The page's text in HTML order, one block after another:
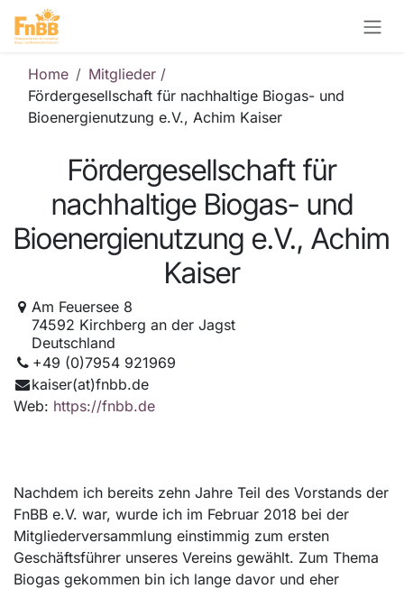
Zum Inhalt springen
Home
Mitglieder /
Fördergesellschaft für nachhaltige Biogas- und
Bioenergienutzung e.V., Achim Kaiser
Fördergesellschaft für
nachhaltige Biogas- und
Bioenergienutzung e.V., Achim
Kaiser
Am Feuersee 8
74592 Kirchberg an der Jagst
Deutschland
+49 (0)7954 921969
kaiser(at)fnbb.de
Web: https://fnbb.de
Nachdem ich bereits zehn Jahre Teil des Vorstands der
FnBB e.V. war, wurde ich im Februar 2018 bei der
Mitgliederversammlung einstimmig zum ersten
Geschäftsführer unseres Vereins gewählt. Zum Thema
Biogas gekommen bin ich lange davor und eher